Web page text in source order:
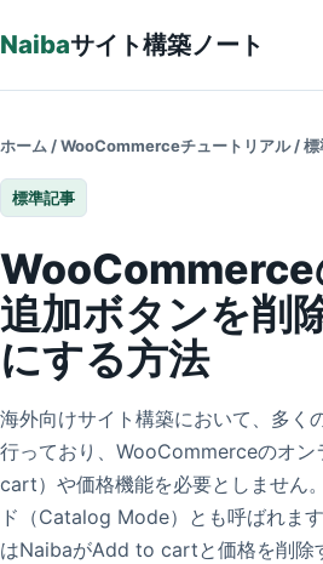
Naibaサイト構築ノート
ホーム /WooCommerceチュートリアル /標
標準記事
WooCommerce
追加ボタンを削
にする方法
海外向けサイト構築において、多く
行っており、WooCommerceのオ
cart）や価格機能を必要としません
ド（Catalog Mode）とも呼ばれま
はNaibaがAdd to cartと価格を削除